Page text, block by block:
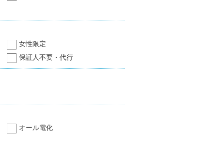
女性限定
保証人不要・代行
オール電化